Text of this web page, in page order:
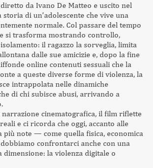
da Ivano De Matteo e uscito nel
storia di un’adolescente che vive una
normale. Col passare del tempo
si trasforma mostrando controllo,
il ragazzo la sorveglia, limita
dalle sue amicizie e, dopo la fine
online contenuti sessuali che la
a queste diverse forme di violenza, la
intrappolata nelle dinamiche
di chi subisce abusi, arrivando a
narrazione cinematografica, il film riflette
e ci ricorda che oggi, accanto alle
più note — come quella fisica, economica
confrontarci anche con una
dimensione: la violenza digitale o